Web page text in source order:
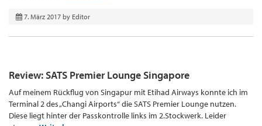
7. März 2017 by Editor
Review: SATS Premier Lounge Singapore
Auf meinem Rückflug von Singapur mit Etihad Airways konnte ich im
Terminal 2 des „Changi Airports“ die SATS Premier Lounge nutzen.
Diese liegt hinter der Passkontrolle links im 2.Stockwerk. Leider